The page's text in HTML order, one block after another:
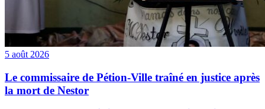
5 août 2026
Le commissaire de Pétion-Ville traîné en justice après
la mort de Nestor